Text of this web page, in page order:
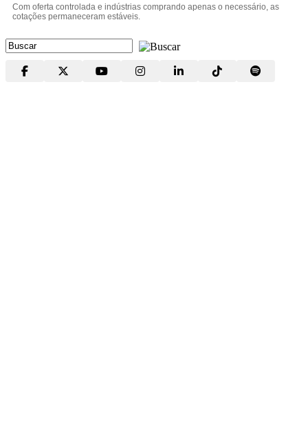
Com oferta controlada e indústrias comprando apenas o necessário, as
cotações permaneceram estáveis.